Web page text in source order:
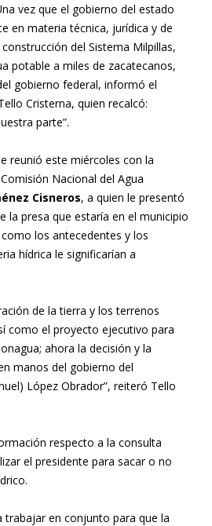
vez que el gobierno del estado
en materia técnica, jurídica y de
del Sistema Milpillas,
potable a miles de zacatecanos,
gobierno federal, informó el
Cristerna, quien recalcó:
parte”.
reunió este miércoles con la
Nacional del Agua
Cisneros, a quien le presentó
la presa que estaría en el municipio
como los antecedentes y los
hídrica le significarían a
de la tierra y los terrenos
como el proyecto ejecutivo para
ahora la decisión y la
manos del gobierno del
López Obrador”, reiteró Tello
respecto a la consulta
el presidente para sacar o no
trabajar en conjunto para que la